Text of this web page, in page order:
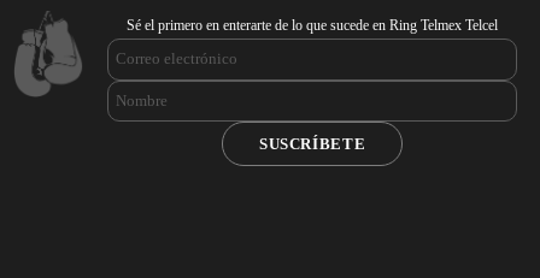
Sé el primero en enterarte de lo que sucede en Ring Telmex Telcel